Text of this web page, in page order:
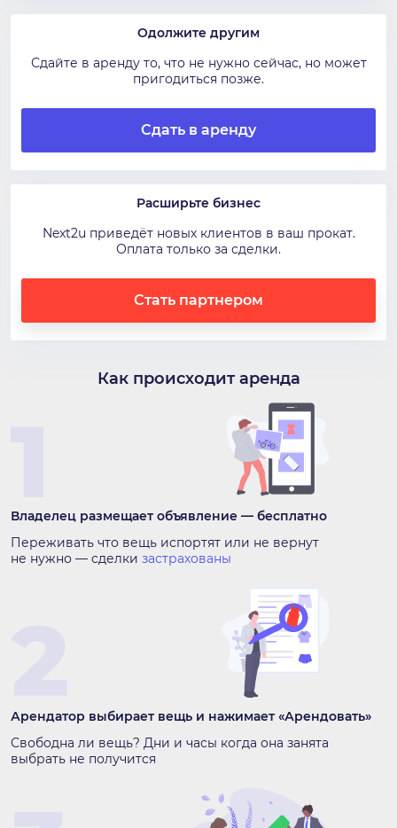
Одолжите другим
Сдайте в аренду то, что не нужно сейчас, но может
пригодиться позже.
Сдать в аренду
Расширьте бизнес
Next2u приведёт новых клиентов в ваш прокат.
Оплата только за сделки.
Стать партнером
Как происходит аренда
Владелец размещает объявление — бесплатно
Переживать что вещь испортят или не вернут
не нужно — сделки застрахованы
Арендатор выбирает вещь и нажимает «Арендовать»
Свободна ли вещь? Дни и часы когда она занята
выбрать не получится